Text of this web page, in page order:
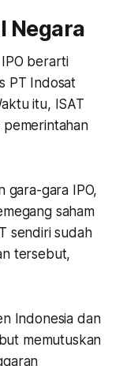
Negara
berarti
PT Indosat
itu, ISAT
pemerintahan
gara-gara IPO,
saham
sendiri sudah
tersebut,
Indonesia dan
memutuskan